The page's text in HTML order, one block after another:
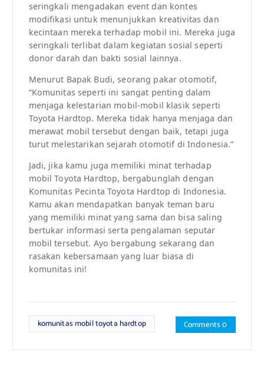
seringkali mengadakan event dan kontes
modifikasi untuk menunjukkan kreativitas dan
kecintaan mereka terhadap mobil ini. Mereka juga
seringkali terlibat dalam kegiatan sosial seperti
donor darah dan bakti sosial lainnya.
Menurut Bapak Budi, seorang pakar otomotif,
“Komunitas seperti ini sangat penting dalam
menjaga kelestarian mobil-mobil klasik seperti
Toyota Hardtop. Mereka tidak hanya menjaga dan
merawat mobil tersebut dengan baik, tetapi juga
turut melestarikan sejarah otomotif di Indonesia.”
Jadi, jika kamu juga memiliki minat terhadap
mobil Toyota Hardtop, bergabunglah dengan
Komunitas Pecinta Toyota Hardtop di Indonesia.
Kamu akan mendapatkan banyak teman baru
yang memiliki minat yang sama dan bisa saling
bertukar informasi serta pengalaman seputar
mobil tersebut. Ayo bergabung sekarang dan
rasakan kebersamaan yang luar biasa di
komunitas ini!
komunitas mobil toyota hardtop Comments 0